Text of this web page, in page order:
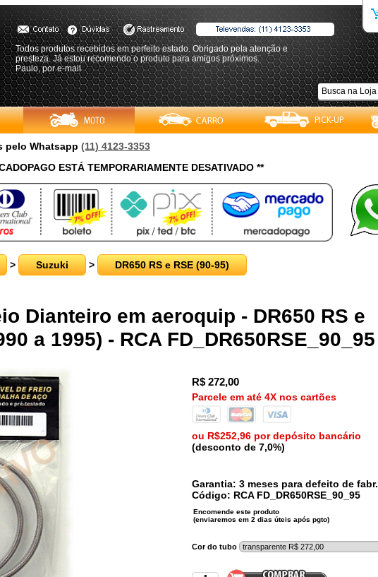
Todos produtos recebidos em perfeito estado. Obrigado pela atenção e
presteza. Já estou recomendo o produto para amigos próximos.
Paulo, por e-mail
pelo Whatsapp (11) 4123-3353
ESTÁ TEMPORARIAMENTE DESATIVADO **
> Suzuki > DR650 RS e RSE (90-95)
Dianteiro em aeroquip - DR650 RS e
a 1995) - RCA FD_DR650RSE_90_95
R$272,00
Parcele em até 4X nos cartões
ou R$252,96 por depósito bancário
(desconto de 7,0%)
Garantia: 3 meses para defeito de fabr.
Código: RCAFD_DR650RSE_90_95
Cor do tubo